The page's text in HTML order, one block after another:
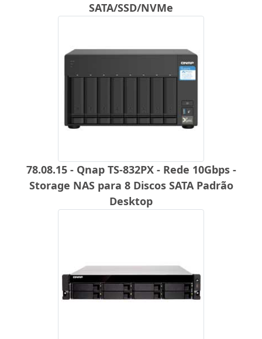
SATA/SSD/NVMe
78.08.15 - Qnap TS-832PX - Rede 10Gbps -
Storage NAS para 8 Discos SATA Padrão
Desktop